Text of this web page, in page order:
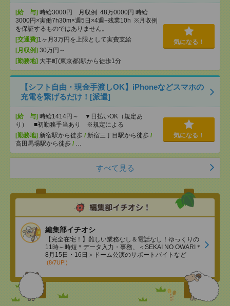
[給 与] 時給3000円 月収例 48万0000円 時給
3000円×実働7h30m×週5日×4週+残業10h ※月収例
を保証するものではありません。
[交通費] 1ヶ月3万円を上限として実費支給
[月収例] 30万円～
[勤務地] 大手町(東京都)駅から徒歩1分
気になる！
【シフト自由・現金手渡しOK】iPhoneなどスマホの
充電を繋げるだけ！[派遣]
[給 与] 時給1414円～ ▼日払いOK（規定あ
り） ■初勤務手当あり ※規定による
[勤務地] 新宿駅から徒歩 / 新宿三丁目駅から徒歩 /
高田馬場駅から徒歩 / …
気になる！
すべて見る
編集部イチオシ
【完全在宅！】難しい業務なし＆電話なし！ゆっくりの
11時～時短＊データ入力・事務、＜SEKAI NO OWARI＊
8月15日・16日＞ドーム公演のサポートバイトなど
(8/7UP!)